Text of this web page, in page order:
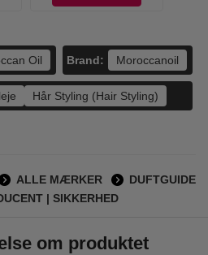
Oil Brand: Moroccanoil
Hår Styling (Hair Styling)
ALLE MÆRKER
DUFTGUIDE
| SIKKERHED
om produktet